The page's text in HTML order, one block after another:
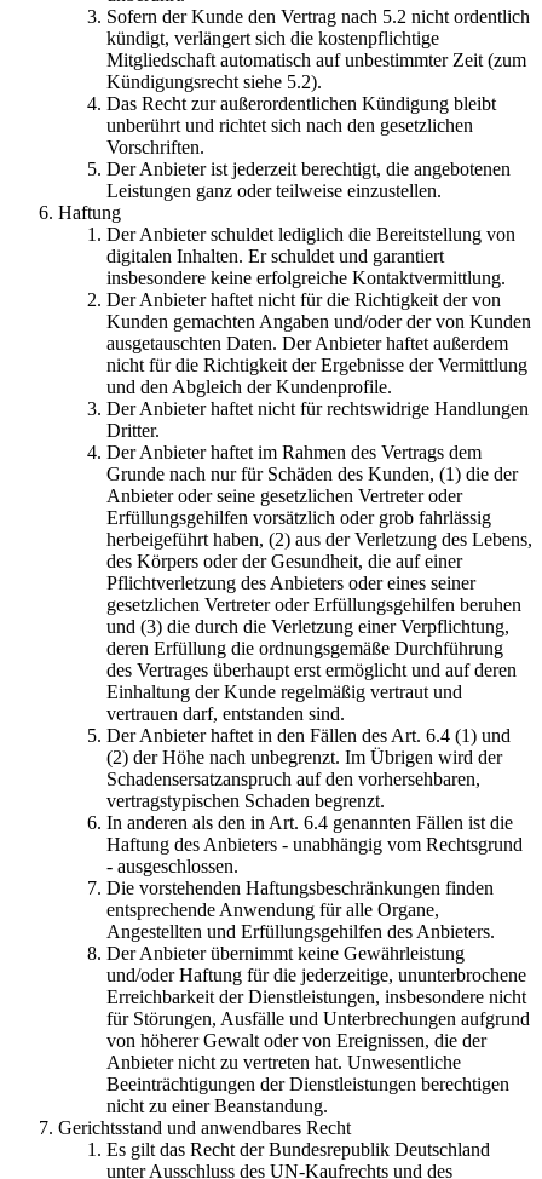
Sofern der Kunde den Vertrag nach 5.2 nicht ordentlich
kündigt, verlängert sich die kostenpflichtige
Mitgliedschaft automatisch auf unbestimmter Zeit (zum
Kündigungsrecht siehe 5.2).
Das Recht zur außerordentlichen Kündigung bleibt
unberührt und richtet sich nach den gesetzlichen
Vorschriften.
Der Anbieter ist jederzeit berechtigt, die angebotenen
Leistungen ganz oder teilweise einzustellen.
Haftung
Der Anbieter schuldet lediglich die Bereitstellung von
digitalen Inhalten. Er schuldet und garantiert
insbesondere keine erfolgreiche Kontaktvermittlung.
Der Anbieter haftet nicht für die Richtigkeit der von
Kunden gemachten Angaben und/oder der von Kunden
ausgetauschten Daten. Der Anbieter haftet außerdem
nicht für die Richtigkeit der Ergebnisse der Vermittlung
und den Abgleich der Kundenprofile.
Der Anbieter haftet nicht für rechtswidrige Handlungen
Dritter.
Der Anbieter haftet im Rahmen des Vertrags dem
Grunde nach nur für Schäden des Kunden, (1) die der
Anbieter oder seine gesetzlichen Vertreter oder
Erfüllungsgehilfen vorsätzlich oder grob fahrlässig
herbeigeführt haben, (2) aus der Verletzung des Lebens,
des Körpers oder der Gesundheit, die auf einer
Pflichtverletzung des Anbieters oder eines seiner
gesetzlichen Vertreter oder Erfüllungsgehilfen beruhen
und (3) die durch die Verletzung einer Verpflichtung,
deren Erfüllung die ordnungsgemäße Durchführung
des Vertrages überhaupt erst ermöglicht und auf deren
Einhaltung der Kunde regelmäßig vertraut und
vertrauen darf, entstanden sind.
Der Anbieter haftet in den Fällen des Art. 6.4 (1) und
(2) der Höhe nach unbegrenzt. Im Übrigen wird der
Schadensersatzanspruch auf den vorhersehbaren,
vertragstypischen Schaden begrenzt.
In anderen als den in Art. 6.4 genannten Fällen ist die
Haftung des Anbieters - unabhängig vom Rechtsgrund
- ausgeschlossen.
Die vorstehenden Haftungsbeschränkungen finden
entsprechende Anwendung für alle Organe,
Angestellten und Erfüllungsgehilfen des Anbieters.
Der Anbieter übernimmt keine Gewährleistung
und/oder Haftung für die jederzeitige, ununterbrochene
Erreichbarkeit der Dienstleistungen, insbesondere nicht
für Störungen, Ausfälle und Unterbrechungen aufgrund
von höherer Gewalt oder von Ereignissen, die der
Anbieter nicht zu vertreten hat. Unwesentliche
Beeinträchtigungen der Dienstleistungen berechtigen
nicht zu einer Beanstandung.
Gerichtsstand und anwendbares Recht
Es gilt das Recht der Bundesrepublik Deutschland
unter Ausschluss des UN-Kaufrechts und des